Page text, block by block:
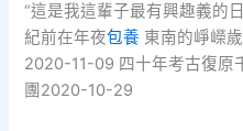
“這是我這輩子最有興趣義
紀前在年夜包養 東南的崢嶸
2020-11-09 四十年考古復原
團2020-10-29